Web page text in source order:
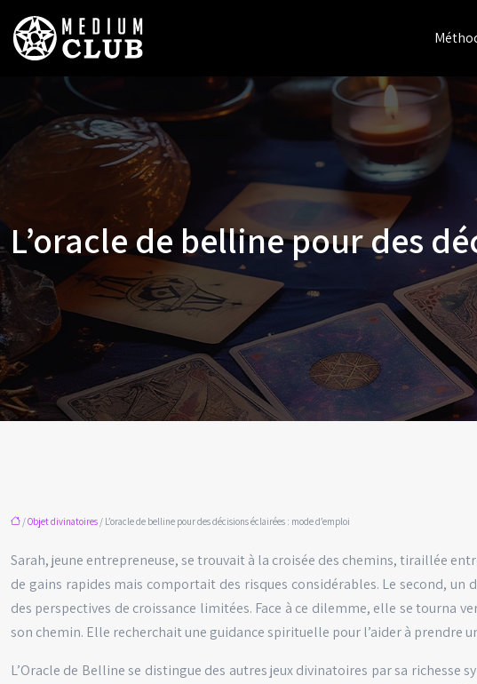
L’oracle de belline pour des
/Objet divinatoires / L’oracle de belline pour des décisions éclairées : mode d’emploi
Sarah, jeune entrepreneuse, se trouvait à la croisée des chemins, tiraillée
de gains rapides mais comportait des risques considérables. Le second,
des perspectives de croissance limitées. Face à ce dilemme, elle se tourna
son chemin. Elle recherchait une guidance spirituelle pour l’aider à prendre
L’Oracle de Belline se distingue des autres jeux divinatoires par sa